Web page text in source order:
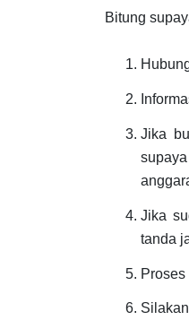
Bitung
Jika
Jika
tanda